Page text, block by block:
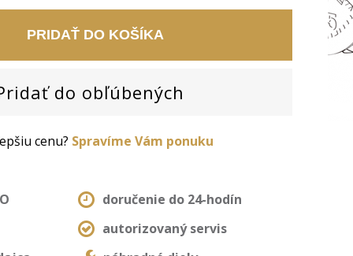
PRIDAŤ DO KOŠÍKA
do obľúbených
cenu? Spravíme Vám ponuku
doručenie do 24-hodín
autorizovaný servis